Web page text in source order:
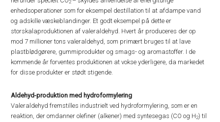
2
enhedsoperationer som for eksempel destillation til at afdampe vand
og adskille væskeblandinger. Et godt eksempel på dette er
storskalaproduktionen af valeraldehyd. Hvert år produceres der op
mod 7 millioner tons valeraldehyd, som primært bruges til at lave
plastblødgørere, gummiprodukter og smags- og aromastoffer. I de
kommende år forventes produktionen at vokse yderligere, da markedet
for disse produkter er stødt stigende.
Aldehyd-produktion med hydroformylering
Valeraldehyd fremstilles industrielt ved hydroformylering, som er en
reaktion, der omdanner olefiner (alkener) med syntesegas (CO og H2) til